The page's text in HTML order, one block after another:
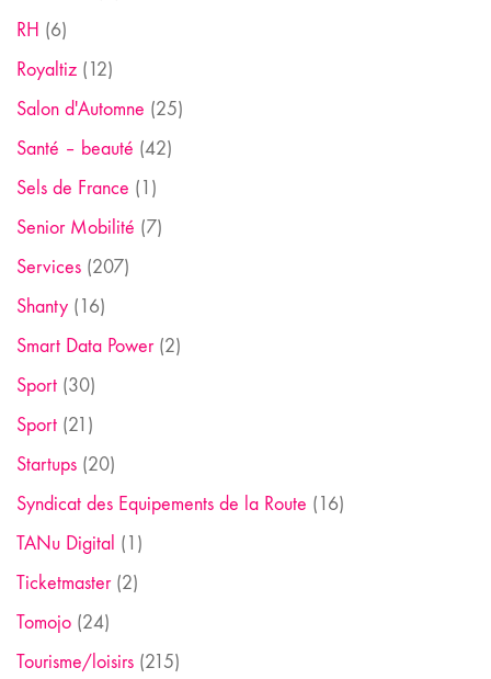
RH (6)
Royaltiz (12)
Salon d'Automne (25)
Santé – beauté (42)
Sels de France (1)
Senior Mobilité (7)
Services (207)
Shanty (16)
Smart Data Power(2)
Sport (30)
Sport (21)
Startups (20)
Syndicat des Equipements de la Route (16)
TANu Digital (1)
Ticketmaster(2)
Tomojo (24)
Tourisme/loisirs (215)